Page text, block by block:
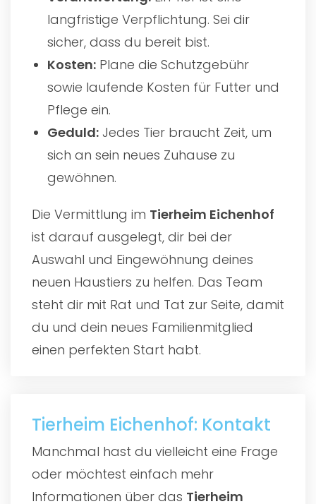
langfristige Verpflichtung. Sei dir
sicher, dass du bereit bist.
Kosten: Plane die Schutzgebühr
sowie laufende Kosten für Futter und
Pflege ein.
Geduld: Jedes Tier braucht Zeit, um
sich an sein neues Zuhause zu
gewöhnen.
Die Vermittlung im Tierheim Eichenhof
ist darauf ausgelegt, dir bei der
Auswahl und Eingewöhnung deines
neuen Haustiers zu helfen. Das Team
steht dir mit Rat und Tat zur Seite, damit
du und dein neues Familienmitglied
einen perfekten Start habt.
Tierheim Eichenhof: Kontakt
Manchmal hast du vielleicht eine Frage
oder möchtest einfach mehr
Informationen über das Tierheim